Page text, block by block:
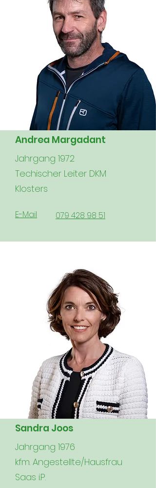
Andrea Margadant
Jahrgang 1972
Techischer Leiter DKM
Klosters
E-Mail 079 428 98 51
Sandra Joos
Jahrgang 1976
kfm. Angestellte/Hausfrau
Saas i.P.